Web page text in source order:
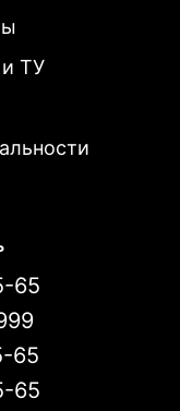
ТУ
65
65
65